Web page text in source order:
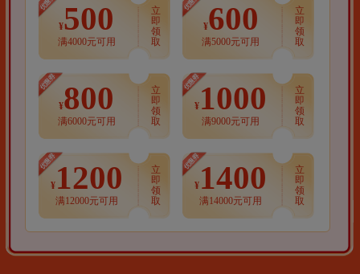
¥500
满4000元可用
立
即
领
取
¥600
满5000元可用
立
即
领
取
¥800
满6000元可用
立
即
领
取
¥ 1000
满9000元可用
立
即
领
取
¥1200
满12000元可用
立
即
领
取
¥ 1400
满14000元可用
立
即
领
取